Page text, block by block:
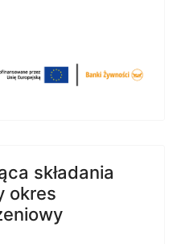
składania
okres